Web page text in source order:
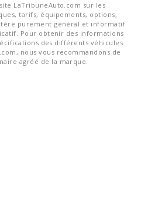
LaTribuneAuto.com sur les
tarifs, équipements, options,
purement général et informatif
Pour obtenir des informations
des différents véhicules
nous vous recommandons de
agréé de la marque.